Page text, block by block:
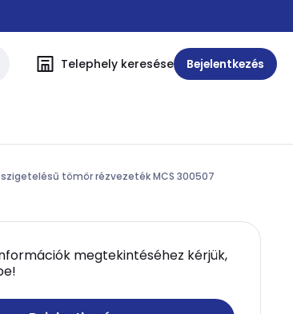
Telephely keresése Bejelentkezés
tömör rézvezeték MCS 300507
megtekintéséhez kérjük,